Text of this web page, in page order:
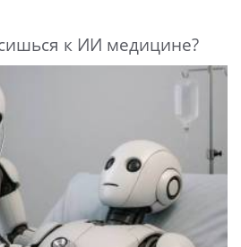
к ИИ медицине?